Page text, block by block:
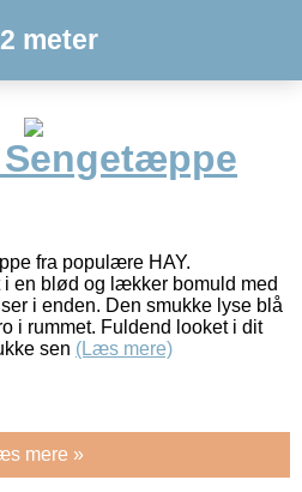
meter
Sengetæppe
fra populære HAY.
en blød og lækker bomuld med
i enden. Den smukke lyse blå
i rummet. Fuldend looket i dit
sen (Læs mere)
mere »